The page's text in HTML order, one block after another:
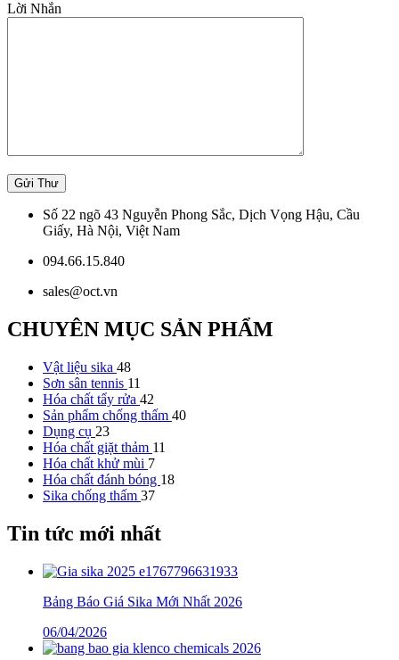
Lời Nhắn
Số 22 ngõ 43 Nguyễn Phong Sắc, Dịch Vọng Hậu, Cầu
Giấy, Hà Nội, Việt Nam
094.66.15.840
sales@oct.vn
CHUYÊN MỤC SẢN PHẨM
Vật liệu sika 48
Sơn sân tennis 11
Hóa chất tẩy rửa 42
Sản phẩm chống thấm 40
Dụng cụ 23
Hóa chất giặt thảm 11
Hóa chất khử mùi 7
Hóa chất đánh bóng 18
Sika chống thấm 37
Tin tức mới nhất
Bảng Báo Giá Sika Mới Nhất 2026
06/04/2026